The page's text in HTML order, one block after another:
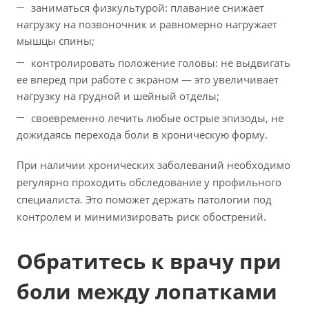
заниматься физкультурой: плавание снижает
нагрузку на позвоночник и равномерно нагружает
мышцы спины;
контролировать положение головы: не выдвигать
ее вперед при работе с экраном — это увеличивает
нагрузку на грудной и шейный отделы;
своевременно лечить любые острые эпизоды, не
дожидаясь перехода боли в хроническую форму.
При наличии хронических заболеваний необходимо
регулярно проходить обследование у профильного
специалиста. Это поможет держать патологии под
контролем и минимизировать риск обострений.
Обратитесь к врачу при
боли между лопатками